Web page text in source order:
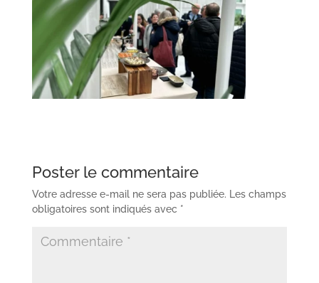
Poster le commentaire
Votre adresse e-mail ne sera pas publiée.
Les champs
obligatoires sont indiqués avec *